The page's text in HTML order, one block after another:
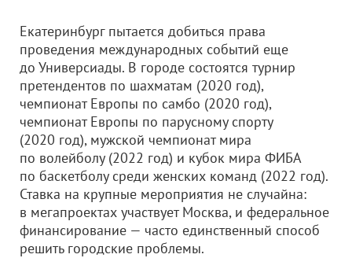
Екатеринбург пытается добиться права
проведения международных событий еще
до Универсиады. В городе состоятся турнир
претендентов по шахматам (2020 год),
чемпионат Европы по самбо (2020 год),
чемпионат Европы по парусному спорту
(2020 год), мужской чемпионат мира
по волейболу (2022 год) и кубок мира ФИБА
по баскетболу среди женских команд (2022 год).
Ставка на крупные мероприятия не случайна:
в мегапроектах участвует Москва, и федеральное
финансирование — часто единственный способ
решить городские проблемы.